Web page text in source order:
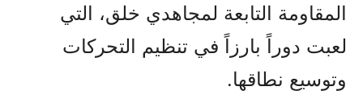
المقاومة التابعة لمجاهدي خلق، التي
لعبت دوراً بارزاً في تنظيم التحركات
وتوسيع نطاقها.